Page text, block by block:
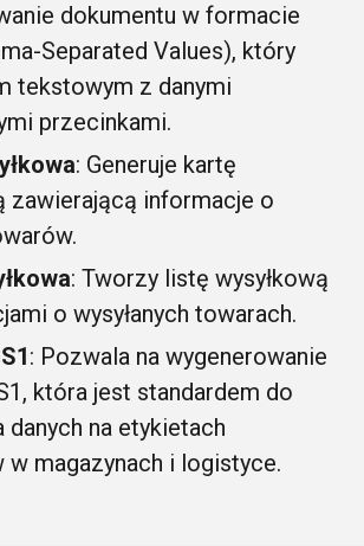
dokumentu w formacie
Separated Values), który
tekstowym z danymi
przecinkami.
: Generuje kartę
zawierającą informacje o
: Tworzy listę wysyłkową
o wysyłanych towarach.
: Pozwala na wygenerowanie
która jest standardem do
danych na etykietach
w magazynach i logistyce.